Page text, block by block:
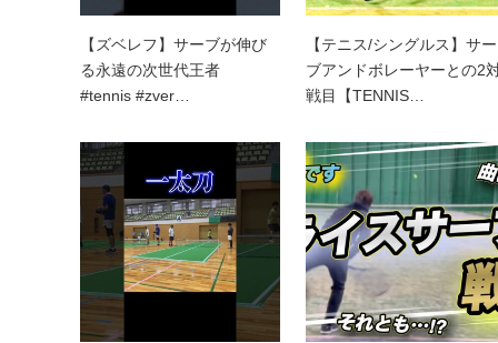
【ズベレフ】サーブが伸び
る永遠の次世代王者
#tennis #zver…
【テニス/シングルス】サー
ブアンドボレーヤーとの2
戦目【TENNIS…